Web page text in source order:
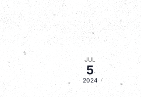
JUL
5
2024